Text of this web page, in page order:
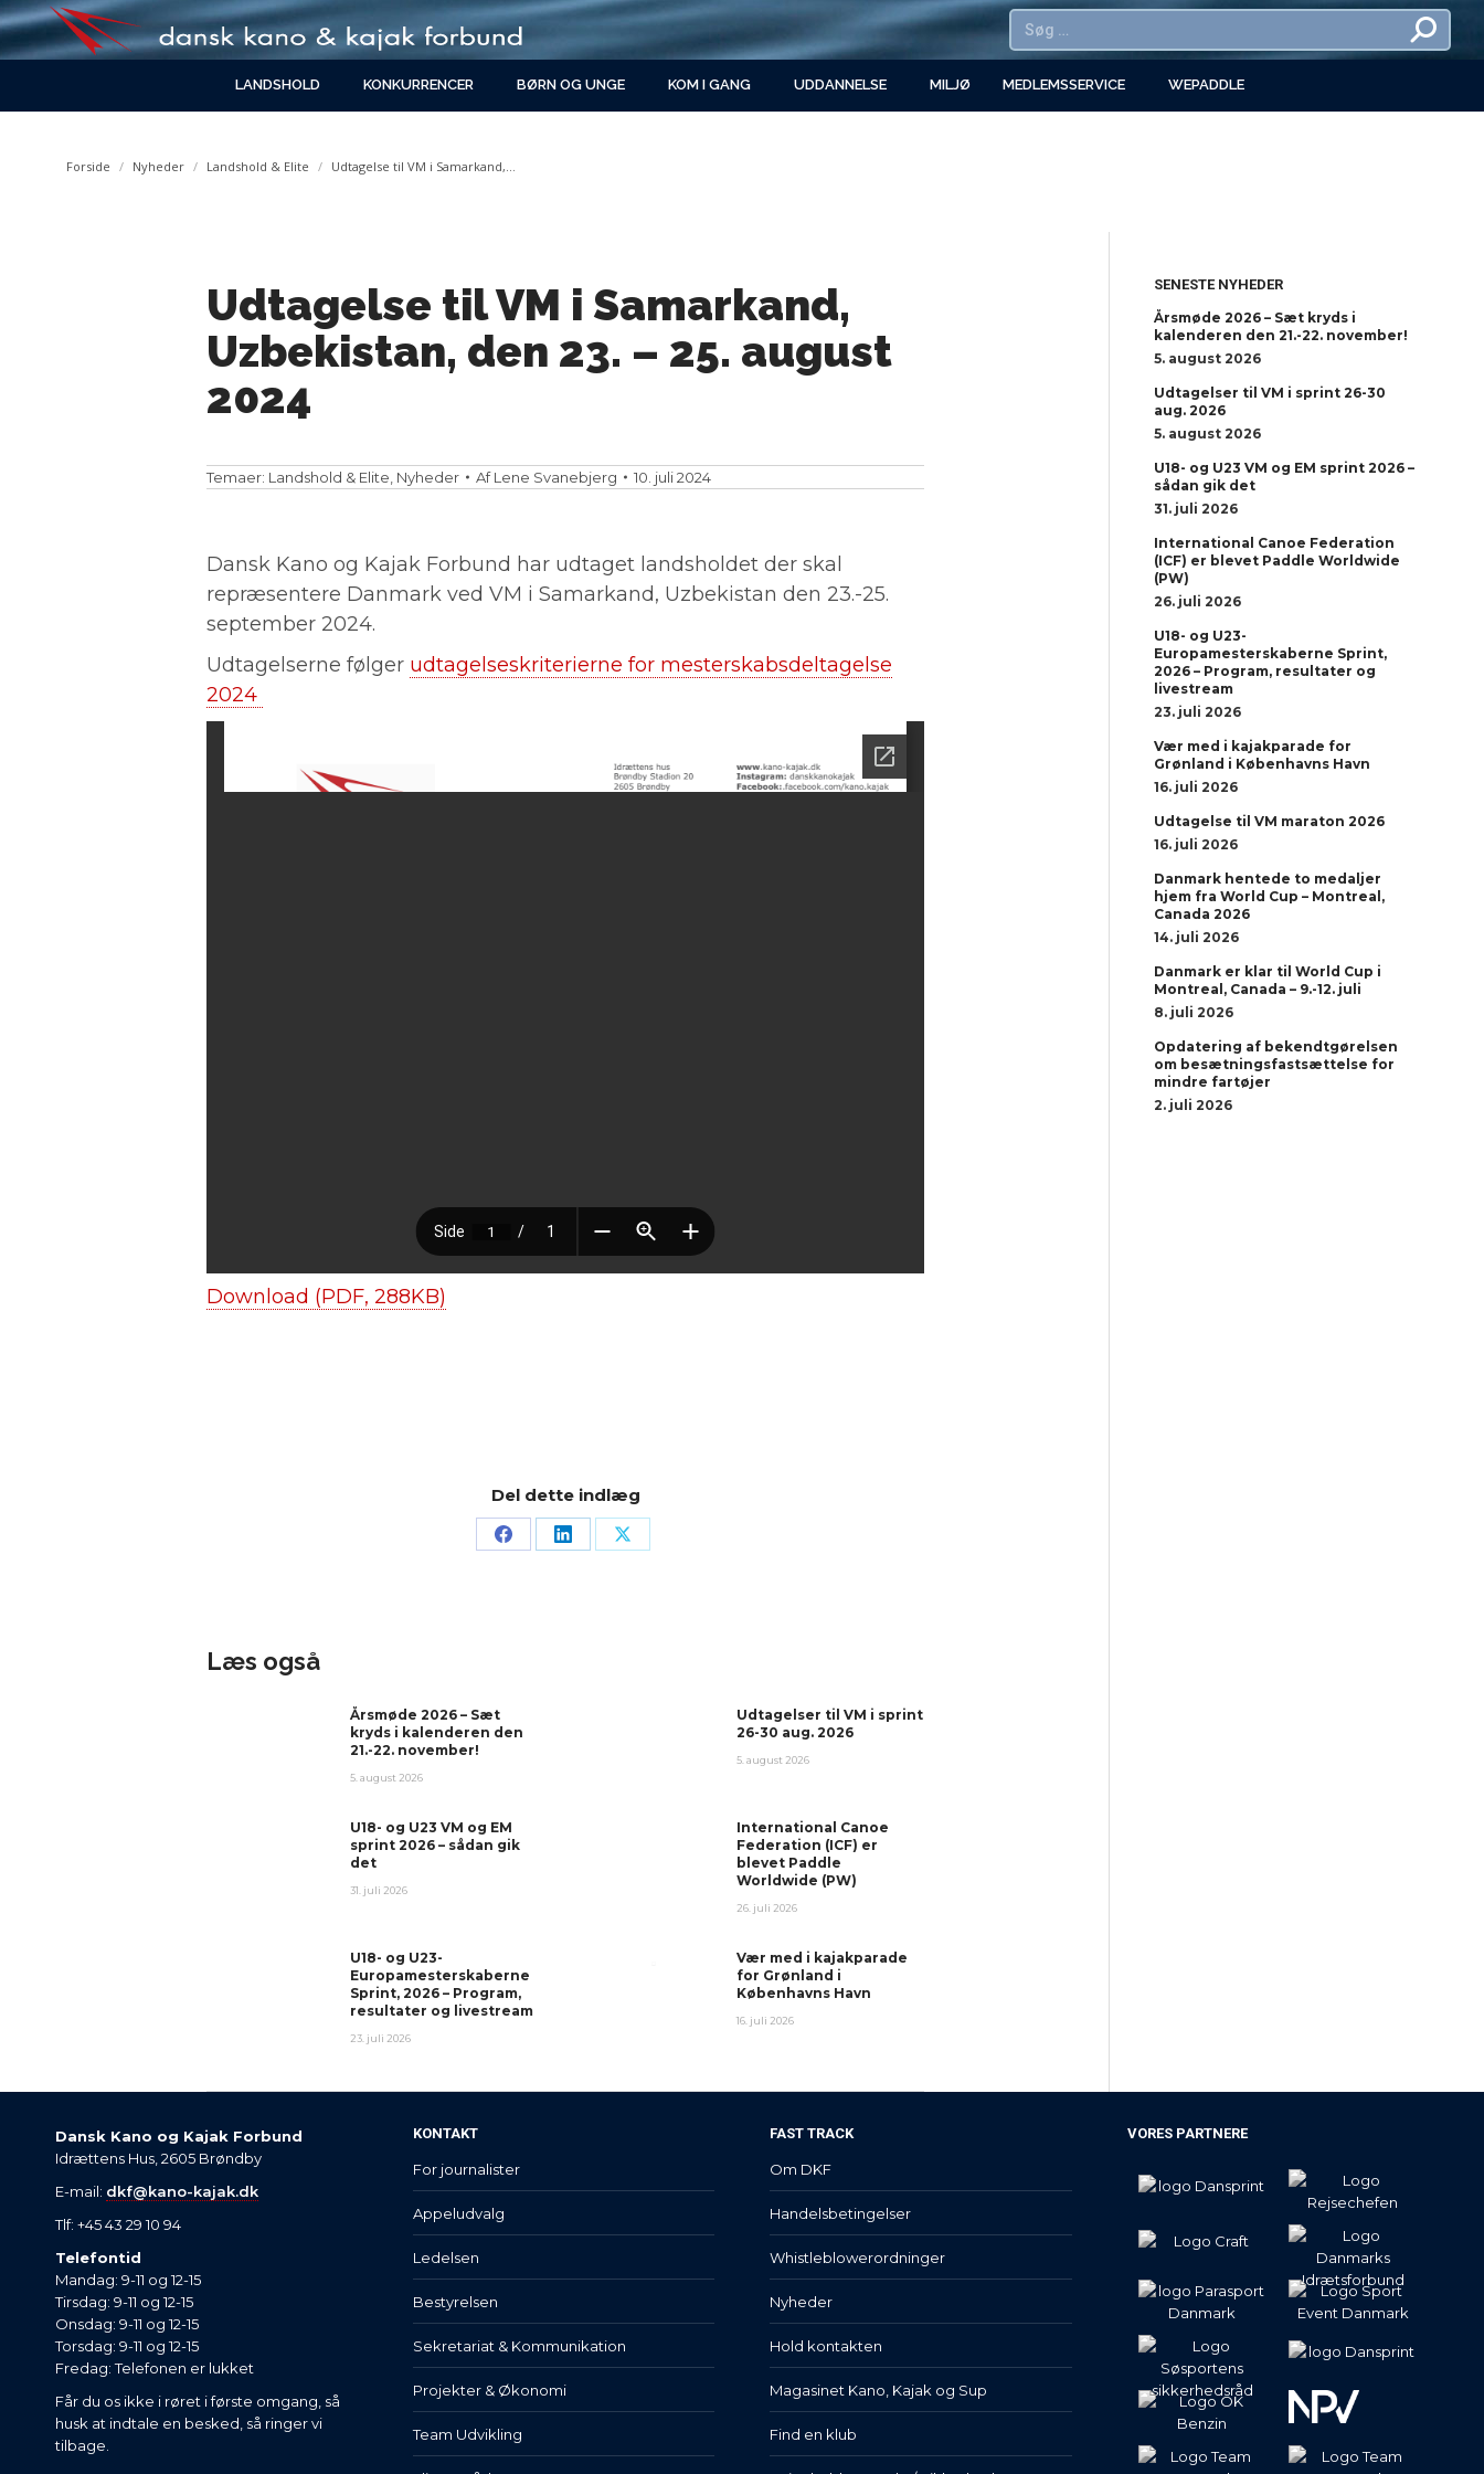
LANDSHOLD KONKURRENCER BØRN OG UNGE KOM I GANG UDDANNELSE MILJØ MEDLEMSSERVICE WEPADDLE
You are here:
Forside Nyheder Landshold & Elite Udtagelse til VM i Samarkand,…
Udtagelse til VM i Samarkand,
Uzbekistan, den 23. – 25. august
2024
Temaer: Landshold & Elite Nyheder AfLene Svanebjerg 10. juli 2024
Dansk Kano og Kajak Forbund har udtaget landsholdet der skal
repræsentere Danmark ved VM i Samarkand, Uzbekistan den 23.-25.
september 2024.
Udtagelserne følger udtagelseskriterierne for mesterskabsdeltagelse
2024
Download (PDF, 288KB)
Del dette indlæg
Læs også
Årsmøde 2026 – Sæt
kryds i kalenderen den
21.-22. november!
5. august 2026
Udtagelser til VM i sprint
26-30 aug. 2026
5. august 2026
U18- og U23 VM og EM
sprint 2026 – sådan gik
det
31. juli 2026
International Canoe
Federation (ICF) er
blevet Paddle
Worldwide (PW)
26. juli 2026
U18- og U23-
Europamesterskaberne
Sprint, 2026 – Program,
resultater og livestream
23. juli 2026
Vær med i kajakparade
for Grønland i
Københavns Havn
16. juli 2026
SENESTE NYHEDER
Årsmøde 2026 – Sæt kryds i
kalenderen den 21.-22. november!
5. august 2026
Udtagelser til VM i sprint 26-30
aug. 2026
5. august 2026
U18- og U23 VM og EM sprint 2026 –
sådan gik det
31. juli 2026
International Canoe Federation
(ICF) er blevet Paddle Worldwide
(PW)
26. juli 2026
U18- og U23-
Europamesterskaberne Sprint,
2026 – Program, resultater og
livestream
23. juli 2026
Vær med i kajakparade for
Grønland i Københavns Havn
16. juli 2026
Udtagelse til VM maraton 2026
16. juli 2026
Danmark hentede to medaljer
hjem fra World Cup – Montreal,
Canada 2026
14. juli 2026
Danmark er klar til World Cup i
Montreal, Canada – 9.-12. juli
8. juli 2026
Opdatering af bekendtgørelsen
om besætningsfastsættelse for
mindre fartøjer
2. juli 2026
Dansk Kano og Kajak Forbund
Idrættens Hus, 2605 Brøndby
E-mail: dkf@kano-kajak.dk
Tlf: +45 43 29 10 94
Telefontid
Mandag: 9-11 og 12-15
Tirsdag: 9-11 og 12-15
Onsdag: 9-11 og 12-15
Torsdag: 9-11 og 12-15
Fredag: Telefonen er lukket
Får du os ikke i røret i første omgang, så
husk at indtale en besked, så ringer vi
tilbage.
KONTAKT
For journalister
Appeludvalg
Ledelsen
Bestyrelsen
Sekretariat & Kommunikation
Projekter & Økonomi
Team Udvikling
FAST TRACK
Om DKF
Handelsbetingelser
Whistleblowerordninger
Nyheder
Hold kontakten
Magasinet Kano, Kajak og Sup
Find en klub
VORES PARTNERE